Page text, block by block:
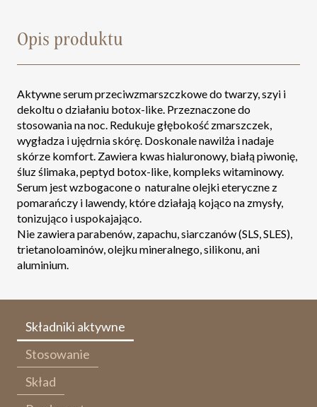
Opis produktu
Aktywne serum przeciwzmarszczkowe do twarzy, szyi i
dekoltu o działaniu botox-like. Przeznaczone do
stosowania na noc. Redukuje głębokość zmarszczek,
wygładza i ujędrnia skórę. Doskonale nawilża i nadaje
skórze komfort. Zawiera kwas hialuronowy, białą piwonię,
śluz ślimaka, peptyd botox-like, kompleks witaminowy.
Serum jest wzbogacone o naturalne olejki eteryczne z
pomarańczy i lawendy, które działają kojąco na zmysły,
tonizująco i uspokajająco.
Nie zawiera parabenów, zapachu, siarczanów (SLS, SLES),
trietanoloaminów, olejku mineralnego, silikonu, ani
aluminium.
Składniki aktywne
Stosowanie
Skład